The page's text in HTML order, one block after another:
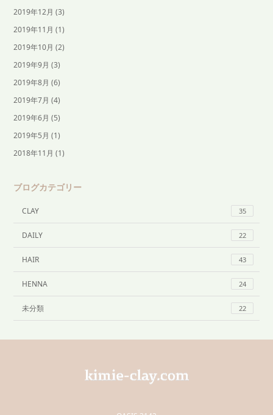
2019年12月 (3)
2019年11月 (1)
2019年10月 (2)
2019年9月 (3)
2019年8月 (6)
2019年7月 (4)
2019年6月 (5)
2019年5月 (1)
2018年11月 (1)
ブログカテゴリー
CLAY 35
DAILY 22
HAIR 43
HENNA 24
未分類 22